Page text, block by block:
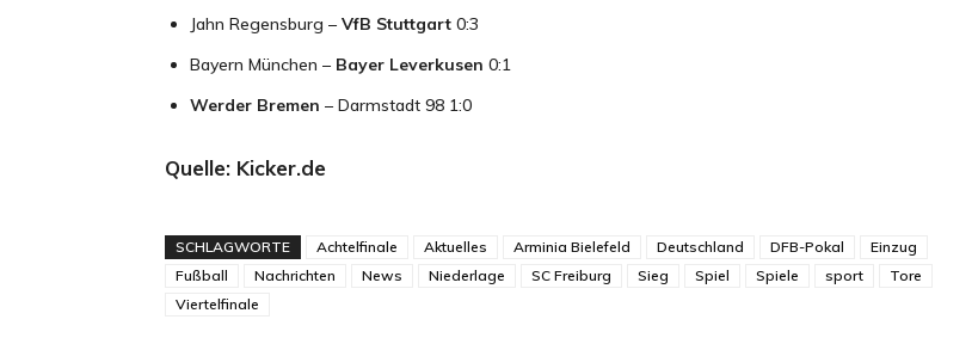
Jahn Regensburg – VfB Stuttgart 0:3
Bayern München – Bayer Leverkusen 0:1
Werder Bremen – Darmstadt 98 1:0
Quelle: Kicker.de
SCHLAGWORTE Achtelfinale Aktuelles Arminia Bielefeld Deutschland DFB-Pokal
Einzug
Fußball
Nachrichten News Niederlage SC Freiburg Sieg Spiel Spiele sport
Tore
Viertelfinale